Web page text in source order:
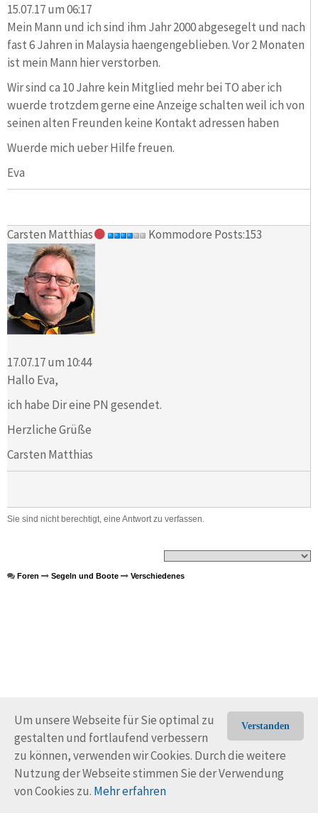
Verstanden
Um unsere Webseite für Sie optimal zu
gestalten und fortlaufend verbessern
zu können, verwenden wir Cookies. Durch die weitere
Nutzung der Webseite stimmen Sie der Verwendung
von Cookies zu. Mehr erfahren
15.07.17 um 06:17
Mein Mann und ich sind ihm Jahr 2000 abgesegelt und nach
fast 6 Jahren in Malaysia haengengeblieben. Vor 2 Monaten
ist mein Mann hier verstorben.
Wir sind ca 10 Jahre kein Mitglied mehr bei TO aber ich
wuerde trotzdem gerne eine Anzeige schalten weil ich von
seinen alten Freunden keine Kontakt adressen haben
Wuerde mich ueber Hilfe freuen.
Eva
Carsten Matthias Kommodore Posts:153
17.07.17 um 10:44
Hallo Eva,
ich habe Dir eine PN gesendet.
Herzliche Grüße
Carsten Matthias
Sie sind nicht berechtigt, eine Antwort zu verfassen.
Foren Segeln und Boote Verschiedenes
© Trans-Ocean e.V. 2010-2026 Impressum
Nutzungsbedingungen
Rechtliche Hinweise